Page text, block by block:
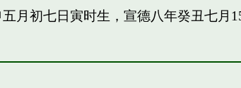
月初七日寅时生，宣德八年癸丑七月